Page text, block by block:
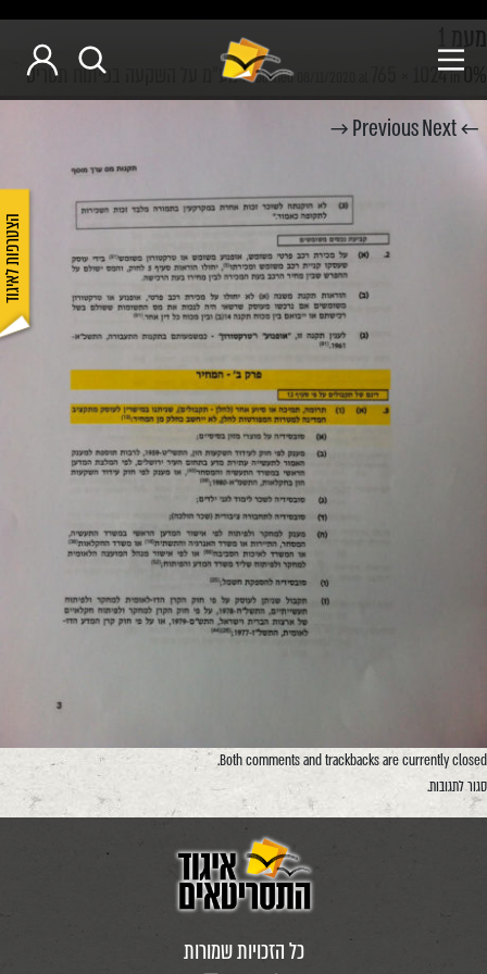
הצטרפות לאיגוד
מעמ 1
Published 765 × 1024in0% מע"מ על השקעה בפיתוח תסריט
← Previous
Next →
Both comments and trackbacks are currently closed.
סגור לתגובות.
כל הזכויות שמורות